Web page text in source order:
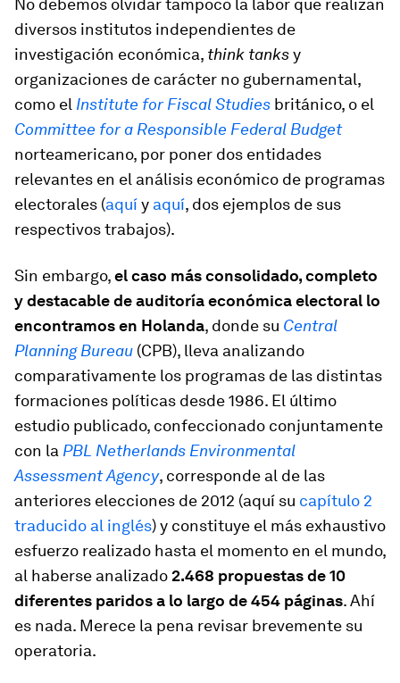
No debemos olvidar tampoco la labor que realizan
diversos institutos independientes de
investigación económica, think tanksy
organizaciones de carácter no gubernamental,
como el Institute for Fiscal Studies británico, o el
Committee for a Responsible Federal Budget
norteamericano, por poner dos entidades
relevantes en el análisis económico de programas
electorales (aquíy aquí, dos ejemplos de sus
respectivos trabajos).
Sin embargo,el caso más consolidado, completo
y destacable de auditoría económica electoral lo
encontramos en Holanda, donde su Central
Planning Bureau (CPB), lleva analizando
comparativamente los programas de las distintas
formaciones políticas desde 1986. El último
estudio publicado, confeccionado conjuntamente
con la PBL Netherlands Environmental
Assessment Agency, corresponde al de las
anteriores elecciones de 2012 (aquí su capítulo 2
traducido al inglés) y constituye el más exhaustivo
esfuerzo realizado hasta el momento en el mundo,
al haberse analizado2.468 propuestas de 10
diferentes paridos a lo largo de 454 páginas. Ahí
es nada. Merece la pena revisar brevemente su
operatoria.